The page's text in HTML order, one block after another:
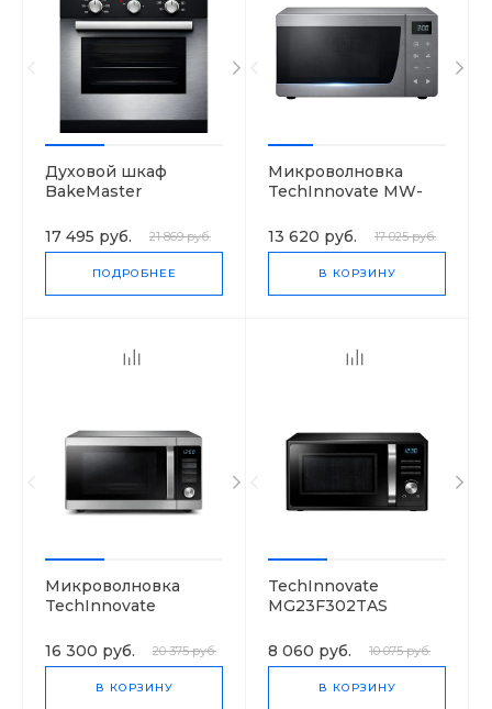
Духовой шкаф
BakeMaster
17 495 руб.
21 869 руб.
ПОДРОБНЕЕ
Микроволновка
TechInnovate MW-
13 620 руб.
17 025 руб.
В КОРЗИНУ
Микроволновка
TechInnovate
16 300 руб.
20 375 руб.
В КОРЗИНУ
TechInnovate
MG23F302TAS
8 060 руб. 10 075 руб.
В КОРЗИНУ